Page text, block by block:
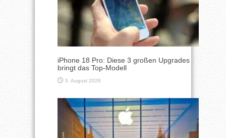
iPhone 18 Pro: Diese 3 großen Upgrades
bringt das Top-Modell
5. August 2026